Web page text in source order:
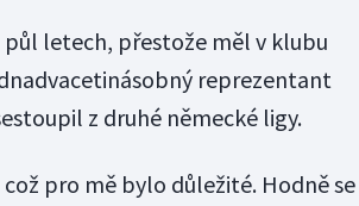
půl letech, přestože měl v klubu
reprezentant
z druhé německé ligy.
pro mě bylo důležité. Hodně se